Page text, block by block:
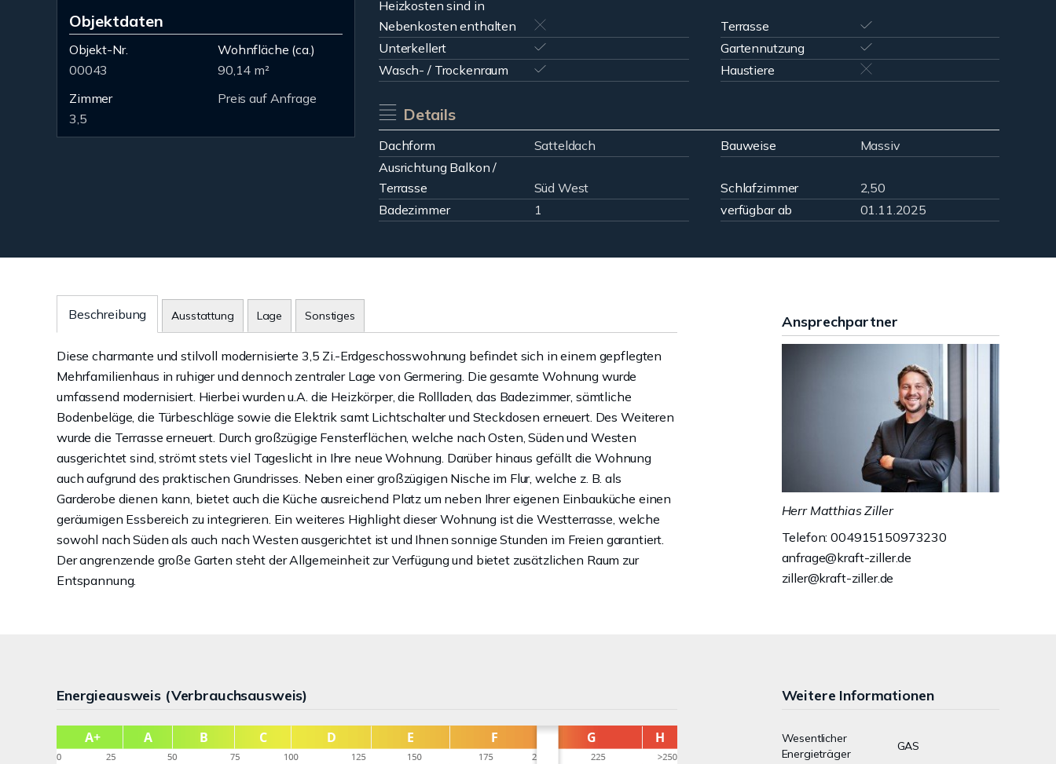
Objektdaten
Objekt-Nr.
00043
Wohnfläche (ca.)
90,14 m²
Zimmer
3,5
Preis auf Anfrage
Heizkosten sind in
Nebenkosten enthalten
Terrasse
Unterkellert
Gartennutzung
Wasch- / Trockenraum
Haustiere
Details
Dachform Satteldach Bauweise
Massiv
Ausrichtung Balkon /
Terrasse
Süd West Schlafzimmer
2,50
Badezimmer
1 verfügbar ab 01.11.2025
Beschreibung Ausstattung Lage Sonstiges
Diese charmante und stilvoll modernisierte 3,5 Zi.-Erdgeschosswohnung befindet sich in einem gepflegten
Mehrfamilienhaus in ruhiger und dennoch zentraler Lage von Germering. Die gesamte Wohnung wurde
umfassend modernisiert. Hierbei wurden u.A. die Heizkörper, die Rollladen, das Badezimmer, sämtliche
Bodenbeläge, die Türbeschläge sowie die Elektrik samt Lichtschalter und Steckdosen erneuert. Des Weiteren
wurde die Terrasse erneuert. Durch großzügige Fensterflächen, welche nach Osten, Süden und Westen
ausgerichtet sind, strömt stets viel Tageslicht in Ihre neue Wohnung. Darüber hinaus gefällt die Wohnung
auch aufgrund des praktischen Grundrisses. Neben einer großzügigen Nische im Flur, welche z. B. als
Garderobe dienen kann, bietet auch die Küche ausreichend Platz um neben Ihrer eigenen Einbauküche einen
geräumigen Essbereich zu integrieren. Ein weiteres Highlight dieser Wohnung ist die Westterrasse, welche
sowohl nach Süden als auch nach Westen ausgerichtet ist und Ihnen sonnige Stunden im Freien garantiert.
Der angrenzende große Garten steht der Allgemeinheit zur Verfügung und bietet zusätzlichen Raum zur
Entspannung.
Ansprechpartner
Herr Matthias Ziller
Telefon: 004915150973230
anfrage@kraft-ziller.de
ziller@kraft-ziller.de
Energieausweis (Verbrauchsausweis) Weitere Informationen
Wesentlicher
Energieträger
GAS